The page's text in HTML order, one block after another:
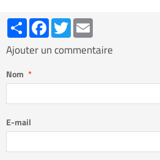
PartagerFacebookTwitter
Ajouter un commentaire
Nom
E-mail